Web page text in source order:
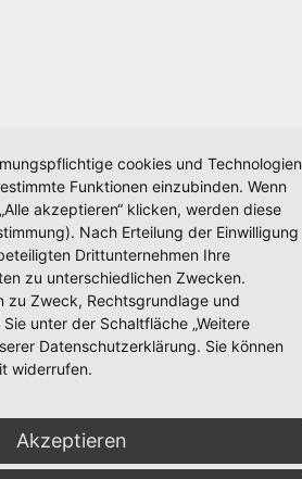
cookies und Technologien
Funktionen einzubinden. Wenn
akzeptieren“ klicken, werden diese
Nach Erteilung der Einwilligung
Drittunternehmen Ihre
zu unterschiedlichen Zwecken.
zu Zweck, Rechtsgrundlage und
unter der Schaltfläche „Weitere
Datenschutzerklärung. Sie können
widerrufen.
Akzeptieren